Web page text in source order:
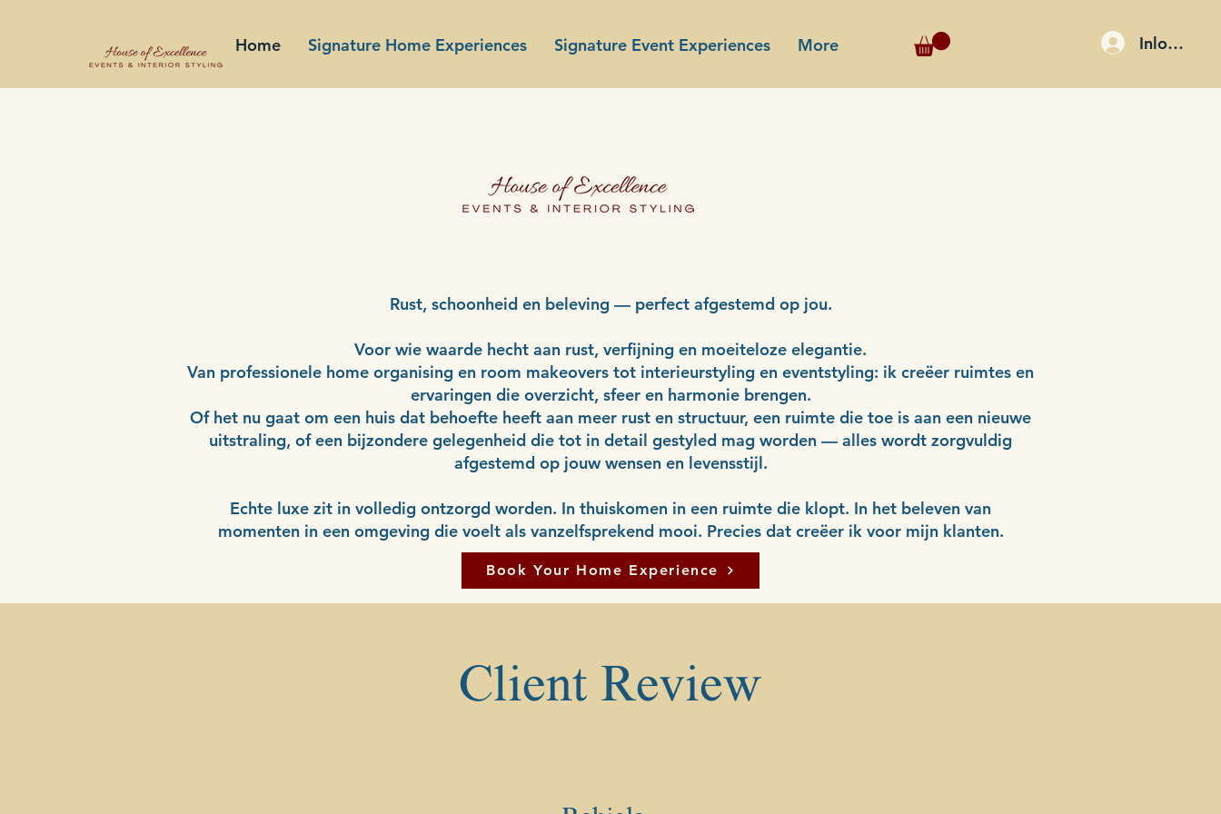
Home Signature Home Experiences Signature Event Experiences More Inloggen
Rust, schoonheid en beleving — perfect afgestemd op jou.
Voor wie waarde hecht aan rust, verfijning en moeiteloze elegantie.
Van professionele home organising en room makeovers tot interieurstyling en eventstyling: ik creëer ruimtes en
ervaringen die overzicht, sfeer en harmonie brengen.
Of het nu gaat om een huis dat behoefte heeft aan meer rust en structuur, een ruimte die toe is aan een nieuwe
uitstraling, of een bijzondere gelegenheid die tot in detail gestyled mag worden — alles wordt zorgvuldig
afgestemd op jouw wensen en levensstijl.
Echte luxe zit in volledig ontzorgd worden. In thuiskomen in een ruimte die klopt. In het beleven van
momenten in een omgeving die voelt als vanzelfsprekend mooi. Precies dat creëer ik voor mijn klanten.
Book Your Home Experience
Client Review